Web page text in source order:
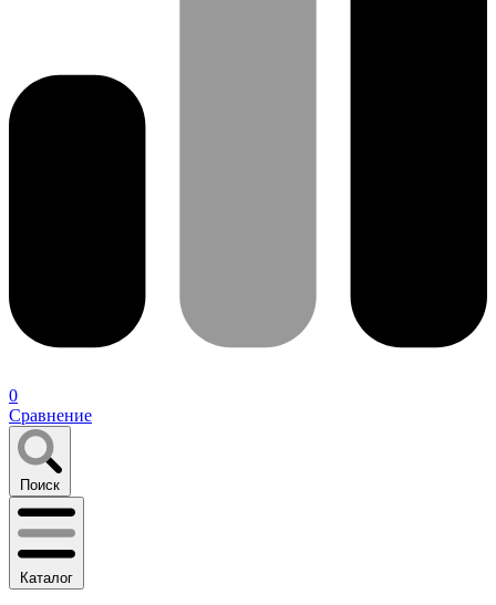
0
Сравнение
Поиск
Каталог